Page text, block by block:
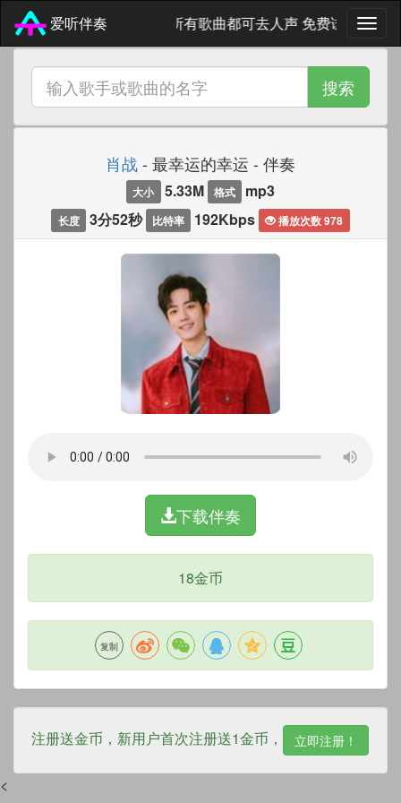
爱听伴奏
微信 771102235 所有歌曲都可去人声 免费试听
搜索
肖战- 最幸运的幸运 - 伴奏
大小 5.33M 格式 mp3
长度 3分52秒 比特率 192Kbps 播放次数 978
下载伴奏
18金币
复制
注册送金币，新用户首次注册送1金币， 立即注册！
<